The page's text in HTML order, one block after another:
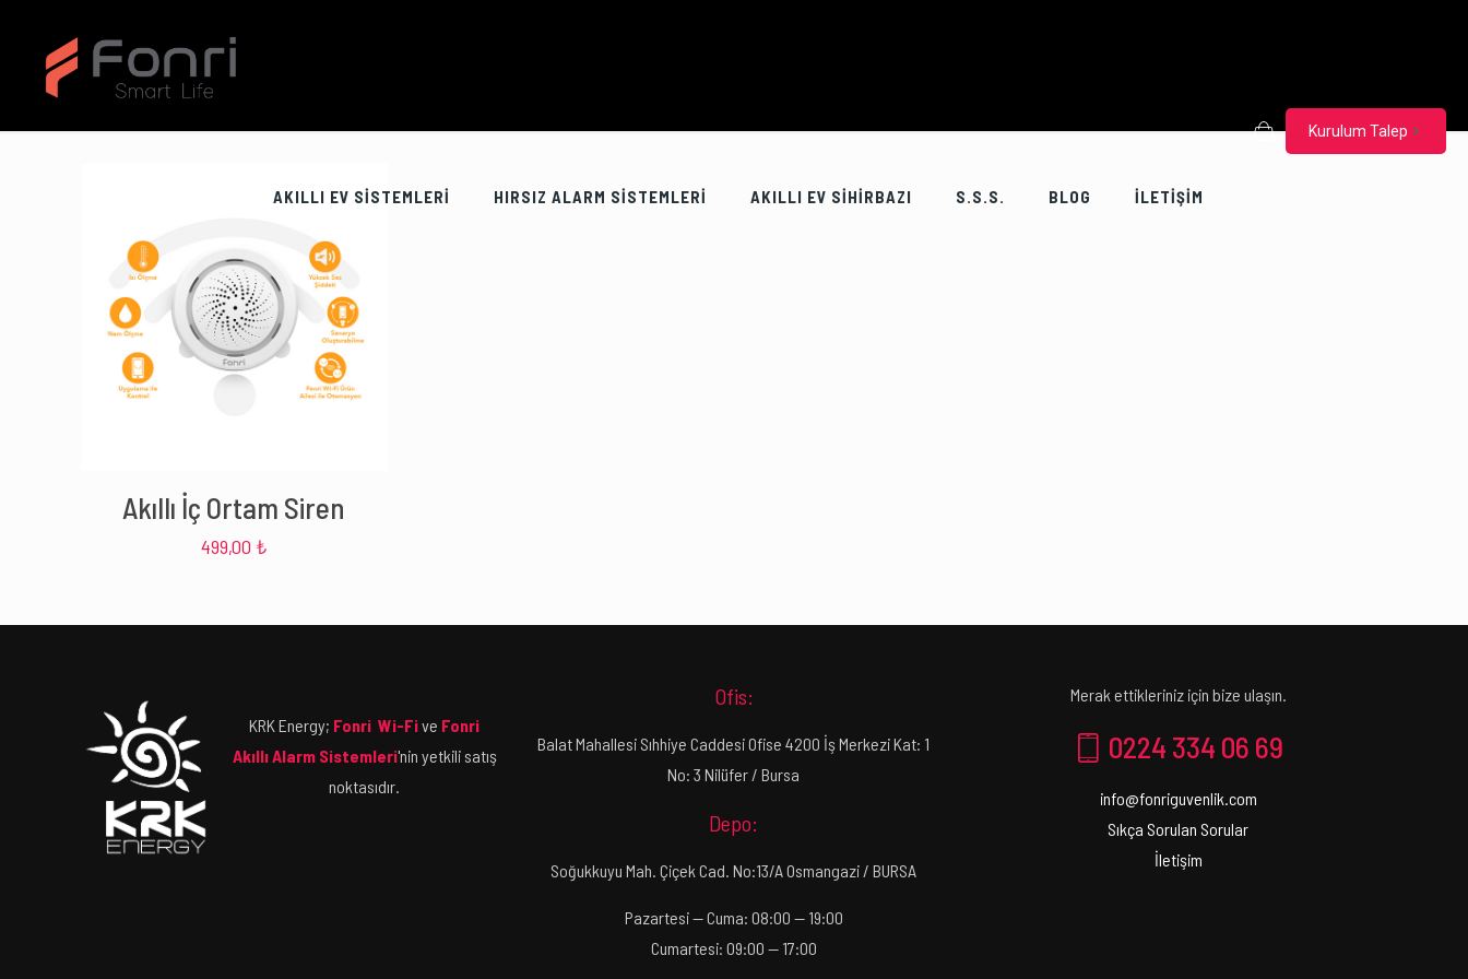
AKILLI EV SİSTEMLERİ HIRSIZ ALARM SİSTEMLERİ AKILLI EV SİHİRBAZI S.S.S. BLOG İLETİŞİM
Kurulum Talep
Akıllı İç Ortam Siren
499,00 ₺
KRK Energy; Fonri Wi-Five Fonri
Akıllı Alarm Sistemleri'nin yetkili satış
noktasıdır.
Ofis:
Balat Mahallesi Sıhhiye Caddesi Ofise 4200 İş Merkezi Kat: 1
No: 3 Nilüfer / Bursa
Depo:
Soğukkuyu Mah. Çiçek Cad. No:13/A Osmangazi / BURSA
Pazartesi — Cuma: 08:00 — 19:00
Cumartesi: 09:00 — 17:00
Merak ettikleriniz için bize ulaşın.
0224 334 06 69
info@fonriguvenlik.com
Sıkça Sorulan Sorular
İletişim